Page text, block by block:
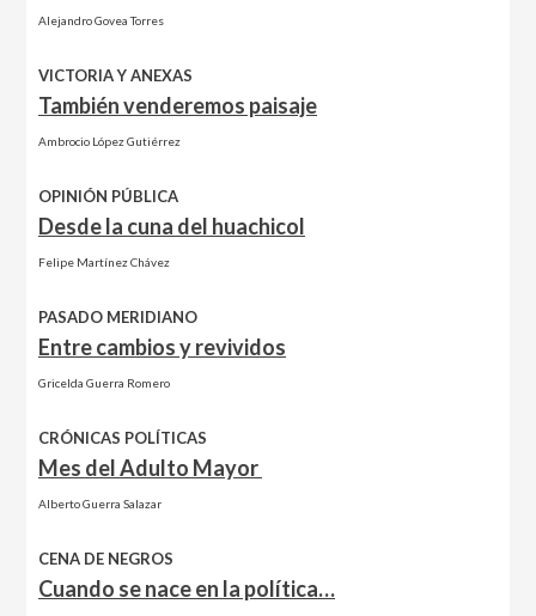
Alejandro Govea Torres
VICTORIA Y ANEXAS
También venderemos paisaje
Ambrocio López Gutiérrez
OPINIÓN PÚBLICA
Desde la cuna del huachicol
Felipe Martínez Chávez
PASADO MERIDIANO
Entre cambios y revividos
Gricelda Guerra Romero
CRÓNICAS POLÍTICAS
Mes del Adulto Mayor
Alberto Guerra Salazar
CENA DE NEGROS
Cuando se nace en la política…